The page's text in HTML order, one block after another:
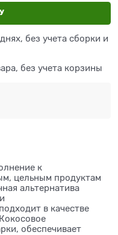
без учета сборки и
без учета корзины
к
цельным продуктам
альтернатива
в качестве
обеспечивает